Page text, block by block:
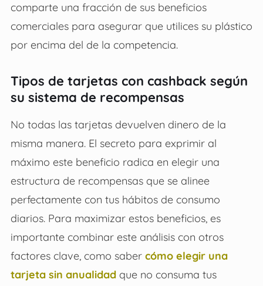
comparte una fracción de sus beneficios
comerciales para asegurar que utilices su plástico
por encima del de la competencia.
Tipos de tarjetas con cashback según
su sistema de recompensas
No todas las tarjetas devuelven dinero de la
misma manera. El secreto para exprimir al
máximo este beneficio radica en elegir una
estructura de recompensas que se alinee
perfectamente con tus hábitos de consumo
diarios. Para maximizar estos beneficios, es
importante combinar este análisis con otros
factores clave, como saber cómo elegir una
tarjeta sin anualidadque no consuma tus